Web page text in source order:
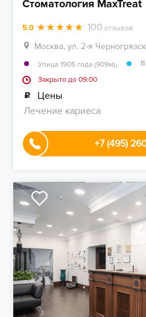
Стоматология MaxTreat
5.0 100 отзывов
Москва, ул. 2-я
Улица 1905 года (909м),
Закрыто до 09:00
Цены
Лечение кариеса
+7 (495)